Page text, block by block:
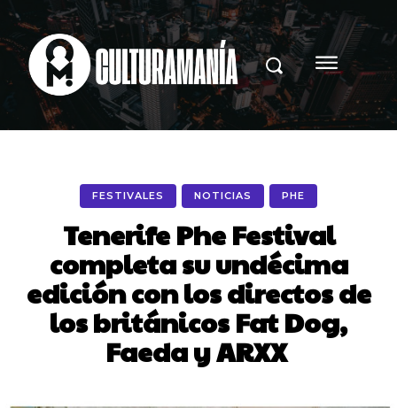
FESTIVALES NOTICIAS PHE
Tenerife Phe Festival
completa su undécima
edición con los directos de
los británicos Fat Dog,
Faeda y ARXX